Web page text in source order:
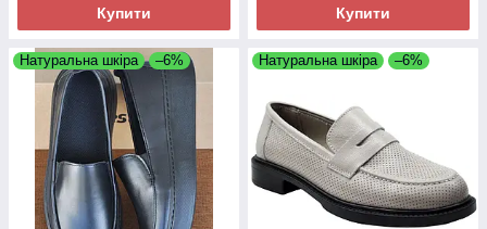
Купити Купити
Натуральна шкіра –6% Натуральна шкіра –6%